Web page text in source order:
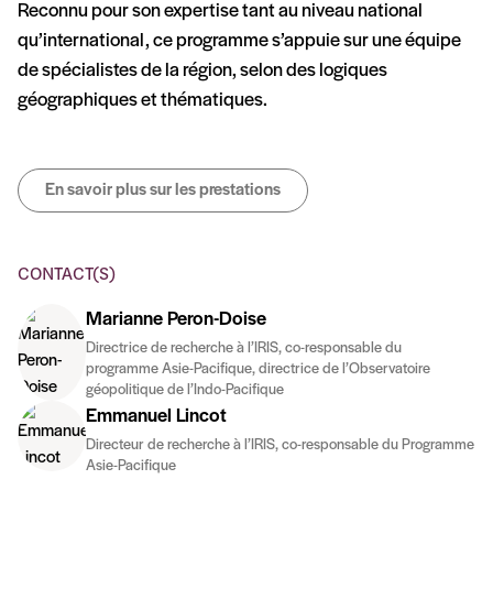
Reconnu pour son expertise tant au niveau national
qu’international, ce programme s’appuie sur une équipe
de spécialistes de la région, selon des logiques
géographiques et thématiques.
En savoir plus sur les prestations
CONTACT(S)
Marianne Peron-Doise
Directrice de recherche à l’IRIS, co-responsable du
programme Asie-Pacifique, directrice de l’Observatoire
géopolitique de l’Indo-Pacifique
Emmanuel Lincot
Directeur de recherche à l’IRIS, co-responsable du Programme
Asie-Pacifique